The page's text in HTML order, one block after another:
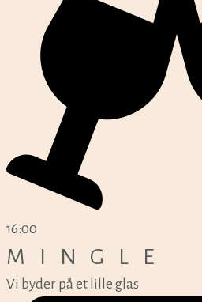
16:00
MINGLE
Vi byder på et lille glas